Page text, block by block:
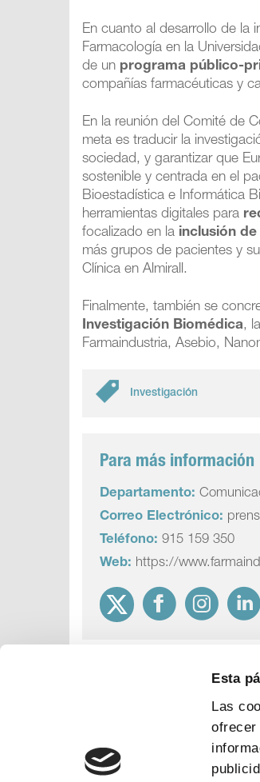
Esta
Las
ofrecer
En cuanto al desarrollo de la
Farmacología en la
de un programa público-
compañías farmacéuticas y
En la reunión del Comité de
meta es traducir la
sociedad, y garantizar que
sostenible y centrada en el
Bioestadística e Informática
herramientas digitales para
focalizado en la inclusión
más grupos de pacientes y
Clínica en Almirall.
Finalmente, también se
Investigación Biomédica,
Farmaindustria, Asebio,
Investigación
Para más información
Departamento:
Correo Electrónico:
Teléfono: 915 159 350
Web: https://